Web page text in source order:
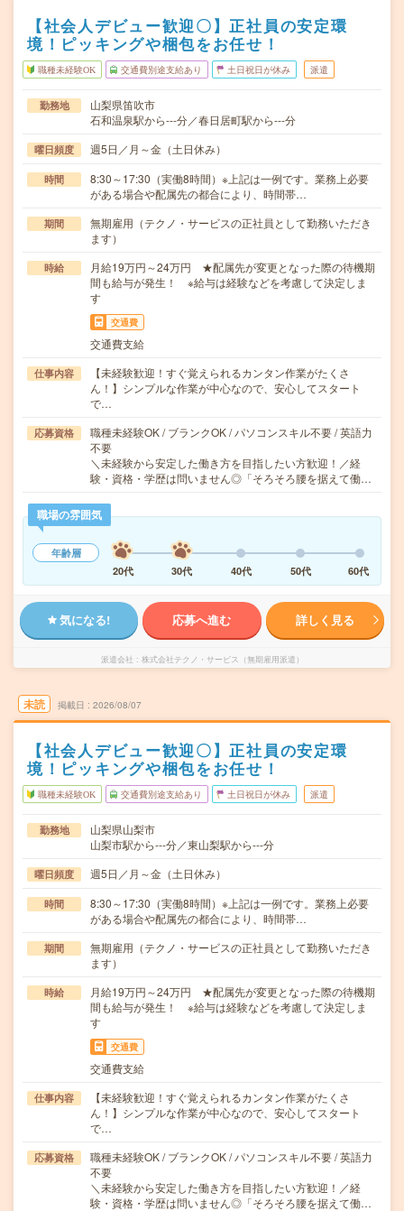
【社会人デビュー歓迎〇】正社員の安定環
境！ピッキングや梱包をお任せ！
職種未経験OK 交通費別途支給あり 土日祝日が休み 派遣
勤務地
山梨県笛吹市
石和温泉駅から---分／春日居町駅から---分
曜日頻度 週5日／月～金（土日休み）
時間
8:30～17:30（実働8時間）※上記は一例です。業務上必要
がある場合や配属先の都合により、時間帯…
期間
無期雇用（テクノ・サービスの正社員として勤務いただき
ます）
時給
月給19万円～24万円 ★配属先が変更となった際の待機期
間も給与が発生！ ※給与は経験などを考慮して決定しま
す
交通費
交通費支給
仕事内容
【未経験歓迎！すぐ覚えられるカンタン作業がたくさ
ん！】シンプルな作業が中心なので、安心してスタート
で…
応募資格
職種未経験OK / ブランクOK / パソコンスキル不要 / 英語力
不要
＼未経験から安定した働き方を目指したい方歓迎！／経
験・資格・学歴は問いません◎「そろそろ腰を据えて働…
職場の雰囲気
年齢層
20代
30代 40代 50代 60代
気になる! 応募へ進む 詳しく見る
派遣会社 株式会社テクノ・サービス（無期雇用派遣）
未読 掲載日 2026/08/07
【社会人デビュー歓迎〇】正社員の安定環
境！ピッキングや梱包をお任せ！
職種未経験OK 交通費別途支給あり 土日祝日が休み 派遣
勤務地
山梨県山梨市
山梨市駅から---分／東山梨駅から---分
曜日頻度 週5日／月～金（土日休み）
時間
8:30～17:30（実働8時間）※上記は一例です。業務上必要
がある場合や配属先の都合により、時間帯…
期間
無期雇用（テクノ・サービスの正社員として勤務いただき
ます）
時給
月給19万円～24万円 ★配属先が変更となった際の待機期
間も給与が発生！ ※給与は経験などを考慮して決定しま
す
交通費
交通費支給
仕事内容
【未経験歓迎！すぐ覚えられるカンタン作業がたくさ
ん！】シンプルな作業が中心なので、安心してスタート
で…
応募資格
職種未経験OK / ブランクOK / パソコンスキル不要 / 英語力
不要
＼未経験から安定した働き方を目指したい方歓迎！／経
験・資格・学歴は問いません◎「そろそろ腰を据えて働…